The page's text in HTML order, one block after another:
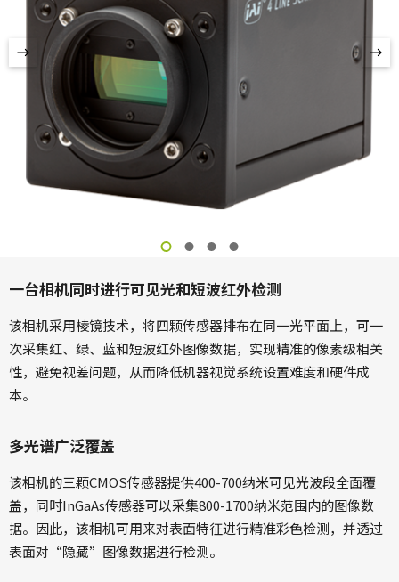
一台相机同时进行可见光和短波红外检测
该相机采用棱镜技术，将四颗传感器排布在同一光平面上，可一
次采集红、绿、蓝和短波红外图像数据，实现精准的像素级相关
性，避免视差问题，从而降低机器视觉系统设置难度和硬件成
本。
多光谱广泛覆盖
该相机的三颗CMOS传感器提供400-700纳米可见光波段全面覆
盖，同时InGaAs传感器可以采集800-1700纳米范围内的图像数
据。因此，该相机可用来对表面特征进行精准彩色检测，并透过
表面对“隐藏”图像数据进行检测。